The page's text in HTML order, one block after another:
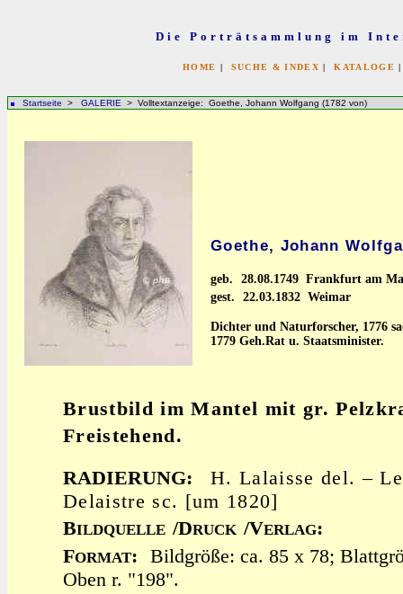
Die Porträtsammlung im
HOME | SUCHE & INDEX |KATALOGE
Startseite > GALERIE > Volltextanzeige: Goethe, Johann Wolfgang (1782 von)
Goethe, Johann
geb.
28.08.1749 Frankfurt am
gest.
22.03.1832 Weimar
Dichter und Naturforscher, 1776
1779 Geh.Rat u. Staatsminister.
Brustbild im Mantel mit gr.
Freistehend.
RADIERUNG:
H. Lalaisse del. –
Delaistre sc. [um 1820]
BILDQUELLE /DRUCK /VERLAG:
FORMAT:
Bildgröße: ca. 85 x 78;
Oben r. "198".